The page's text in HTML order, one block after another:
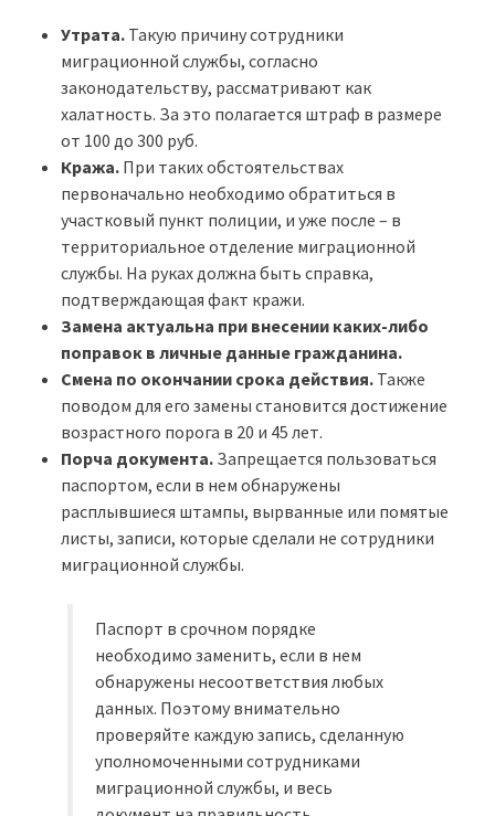
Утрата. Такую причину сотрудники
миграционной службы, согласно
законодательству, рассматривают как
халатность. За это полагается штраф в размере
от 100 до 300 руб.
Кража. При таких обстоятельствах
первоначально необходимо обратиться в
участковый пункт полиции, и уже после – в
территориальное отделение миграционной
службы. На руках должна быть справка,
подтверждающая факт кражи.
Замена актуальна при внесении каких-либо
поправок в личные данные гражданина.
Смена по окончании срока действия. Также
поводом для его замены становится достижение
возрастного порога в 20 и 45 лет.
Порча документа. Запрещается пользоваться
паспортом, если в нем обнаружены
расплывшиеся штампы, вырванные или помятые
листы, записи, которые сделали не сотрудники
миграционной службы.
Паспорт в срочном порядке
необходимо заменить, если в нем
обнаружены несоответствия любых
данных. Поэтому внимательно
проверяйте каждую запись, сделанную
уполномоченными сотрудниками
миграционной службы, и весь